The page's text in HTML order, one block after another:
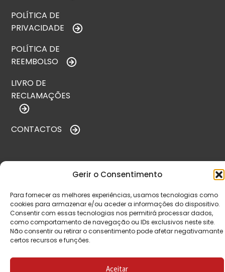
Gerir o Consentimento
Para fornecer as melhores experiências, usamos tecnologias como
cookies para armazenar e/ou aceder a informações do dispositivo.
Consentir com essas tecnologias nos permitirá processar dados,
como comportamento de navegação ou IDs exclusivos neste site.
Não consentir ou retirar o consentimento pode afetar negativamante
certos recursos e funções.
Aceitar
POLÍTICA DE
PRIVACIDADE
POLÍTICA DE
REEMBOLSO
LIVRO DE
RECLAMAÇÕES
CONTACTOS